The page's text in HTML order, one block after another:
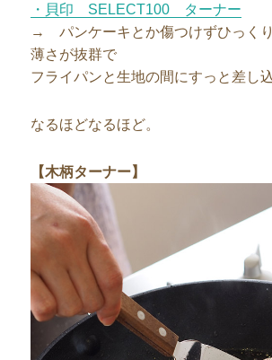
・貝印 SELECT100 ターナー
→ パンケーキとか傷つけずひっく
薄さが抜群で
フライパンと生地の間にすっと差し
なるほどなるほど。
【木柄ターナー】